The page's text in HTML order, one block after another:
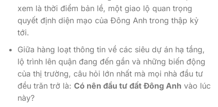
xem là thời điểm bản lề, một giao lộ quan trọng
quyết định diện mạo của Đông Anh trong thập kỷ
tới.
Giữa hàng loạt thông tin về các siêu dự án hạ tầng,
lộ trình lên quận đang đến gần và những biến động
của thị trường, câu hỏi lớn nhất mà mọi nhà đầu tư
đều trăn trở là: Có nên đầu tư đất Đông Anh vào lúc
này?